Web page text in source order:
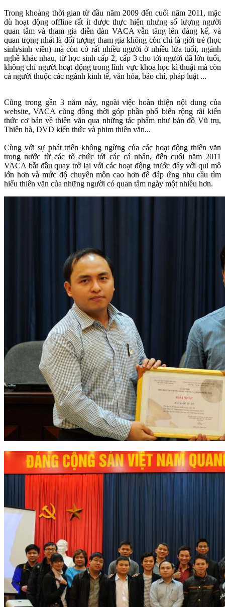
Trong khoảng thời gian từ đầu năm 2009 đến cuối năm 2011, mặc
dù hoạt động offline rất ít được thực hiện nhưng số lượng người
quan tâm và tham gia diễn đàn VACA vẫn tăng lên đáng kể, và
quan trọng nhất là đối tượng tham gia không còn chỉ là giới trẻ (học
sinh/sinh viên) mà còn có rất nhiều người ở nhiều lứa tuổi, ngành
nghề khác nhau, từ học sinh cấp 2, cấp 3 cho tới người đã lớn tuổi,
không chỉ người hoạt động trong lĩnh vực khoa học kĩ thuật mà còn
cả người thuộc các ngành kinh tế, văn hóa, báo chí, pháp luật ...
Cũng trong gần 3 năm này, ngoài việc hoàn thiện nội dung của
website, VACA cũng đồng thời góp phần phổ biến rộng rãi kiến
thức cơ bản về thiên văn qua những tác phẩm như bản đồ Vũ trụ,
Thiên hà, DVD kiến thức và phim thiên văn...
Cùng với sự phát triển không ngừng của các hoạt động thiên văn
trong nước từ các tổ chức tới các cá nhân, đến cuối năm 2011
VACA bắt đầu quay trở lại với các hoạt động trước đây với qui mô
lớn hơn và mức độ chuyên môn cao hơn để đáp ứng nhu cầu tìm
hiểu thiên văn của những người có quan tâm ngày một nhiều hơn.